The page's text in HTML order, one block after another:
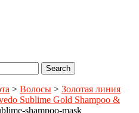
> Волосы > Золотая линия
Sublime Gold Shampoo &
shampoo-mask